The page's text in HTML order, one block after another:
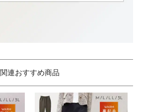
関連おすすめ商品